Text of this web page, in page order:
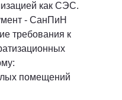
как СЭС.
- СанПиН
требования к
помещений